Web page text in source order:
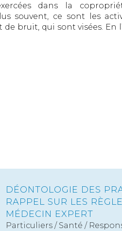
dans la
souvent, ce sont les
bruit, qui sont visées. En
DÉONTOLOGIE DES
RAPPEL SUR LES
MÉDECIN EXPERT
Particuliers / Santé /